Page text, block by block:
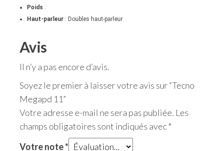
Poids :
Haut-parleur : Doubles haut-parleur
Avis
Il n’y a pas encore d’avis.
Soyez le premier à laisser votre avis sur “Tecno
Megapd 11”
Votre adresse e-mail ne sera pas publiée. Les
champs obligatoires sont indiqués avec*
Votre note*